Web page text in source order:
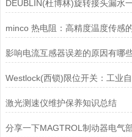
minco 热电阻：高精度温度传感
影响电流互感器误差的原因有哪
激光测速仪维护保养知识总结